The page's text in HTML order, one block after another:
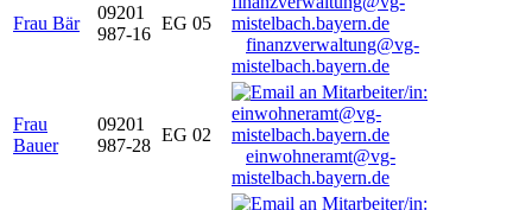
Frau Bär
09201
987-16
EG 05
finanzverwaltung@vg-
mistelbach.bayern.de
Frau
Bauer
09201
987-28
EG 02
einwohneramt@vg-
mistelbach.bayern.de